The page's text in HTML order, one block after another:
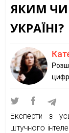
ЯКИМ
УКРАЇНІ?
Експерти з
штучного